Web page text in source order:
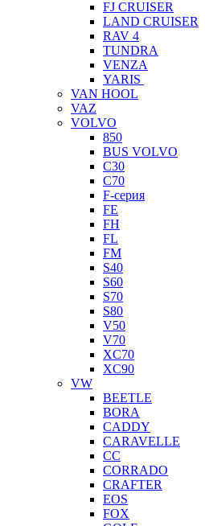
FJ CRUISER
LAND CRUISER
RAV 4
TUNDRA
VENZA
YARIS
VAN HOOL
VAZ
VOLVO
850
BUS VOLVO
C30
C70
F-серия
FE
FH
FL
FM
S40
S60
S70
S80
V50
V70
XC70
XC90
VW
BEETLE
BORA
CADDY
CARAVELLE
CC
CORRADO
CRAFTER
EOS
FOX